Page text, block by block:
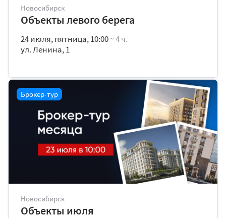
Новосибирск
Объекты левого берега
24 июля, пятница, 10:00~ 4 ч.
ул. Ленина, 1
Брокер-тур
Новосибирск
Объекты июля